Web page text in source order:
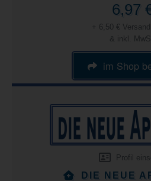
6,97
+ 6,50 €
& inkl.
im Shop
Profil
DIE NEUE